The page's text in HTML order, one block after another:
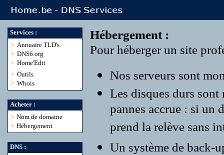
Services :
> Annuaire TLD's
> DNS6.org
> Home'Edit
> Outils
> Whois
Acheter :
> Nom de domaine
> Hébergement
DNS :
Hébergement :
Pour héberger un site
Nos serveurs sont
Les disques durs
pannes accrue : si un
prend la relève sans
Un système de back-